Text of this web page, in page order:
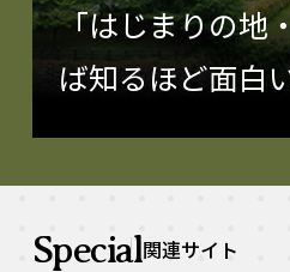
「はじまりの地
ば知るほど面白
Special関連サイト